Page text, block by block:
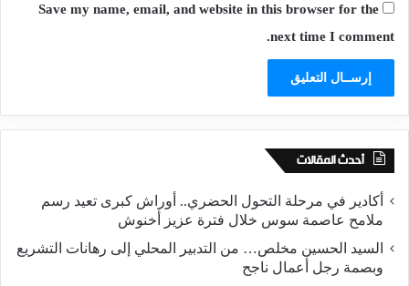
Save my name, email, and website in this browser for the
next time I comment.
أحدث المقالات
أكادير في مرحلة التحول الحضري.. أوراش كبرى تعيد رسم
ملامح عاصمة سوس خلال فترة عزيز أخنوش
السيد الحسين مخلص… من التدبير المحلي إلى رهانات التشريع
وبصمة رجل أعمال ناجح